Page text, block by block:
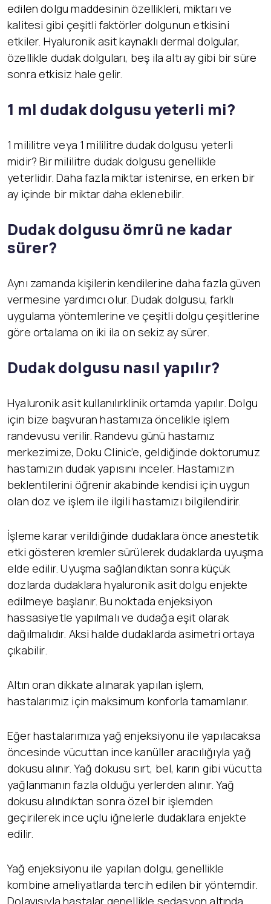
edilen dolgu maddesinin özellikleri, miktarı ve
kalitesi gibi çeşitli faktörler dolgunun etkisini
etkiler. Hyaluronik asit kaynaklı dermal dolgular,
özellikle dudak dolguları, beş ila altı ay gibi bir süre
sonra etkisiz hale gelir.
1 ml dudak dolgusu yeterli mi?
1 mililitre veya 1 mililitre dudak dolgusu yeterli
midir? Bir mililitre dudak dolgusu genellikle
yeterlidir. Daha fazla miktar istenirse, en erken bir
ay içinde bir miktar daha eklenebilir.
Dudak dolgusu ömrü ne kadar
sürer?
Aynı zamanda kişilerin kendilerine daha fazla güven
vermesine yardımcı olur. Dudak dolgusu, farklı
uygulama yöntemlerine ve çeşitli dolgu çeşitlerine
göre ortalama on iki ila on sekiz ay sürer.
Dudak dolgusu nasıl yapılır?
Hyaluronik asit kullanılırklinik ortamda yapılır. Dolgu
için bize başvuran hastamıza öncelikle işlem
randevusu verilir. Randevu günü hastamız
merkezimize, Doku Clinic’e, geldiğinde doktorumuz
hastamızın dudak yapısını inceler. Hastamızın
beklentilerini öğrenir akabinde kendisi için uygun
olan doz ve işlem ile ilgili hastamızı bilgilendirir.
İşleme karar verildiğinde dudaklara önce anestetik
etki gösteren kremler sürülerek dudaklarda uyuşma
elde edilir. Uyuşma sağlandıktan sonra küçük
dozlarda dudaklara hyaluronik asit dolgu enjekte
edilmeye başlanır. Bu noktada enjeksiyon
hassasiyetle yapılmalı ve dudağa eşit olarak
dağılmalıdır. Aksi halde dudaklarda asimetri ortaya
çıkabilir.
Altın oran dikkate alınarak yapılan işlem,
hastalarımız için maksimum konforla tamamlanır.
Eğer hastalarımıza yağ enjeksiyonu ile yapılacaksa
öncesinde vücuttan ince kanüller aracılığıyla yağ
dokusu alınır. Yağ dokusu sırt, bel, karın gibi vücutta
yağlanmanın fazla olduğu yerlerden alınır. Yağ
dokusu alındıktan sonra özel bir işlemden
geçirilerek ince uçlu iğnelerle dudaklara enjekte
edilir.
Yağ enjeksiyonu ile yapılan dolgu, genellikle
kombine ameliyatlarda tercih edilen bir yöntemdir.
Dolayısıyla hastalar genellikle sedasyon altında